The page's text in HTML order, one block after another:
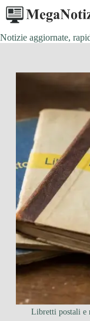
Salta
contenuto
Notizie aggiornate,
Libretti postali e